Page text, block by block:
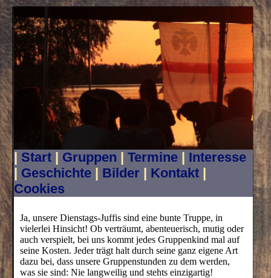
| Start| Gruppen | Termine| Interesse
| Geschichte| Bilder| Kontakt|
Cookies
Ja, unsere Dienstags-Juffis sind eine bunte Truppe, in
vielerlei Hinsicht! Ob verträumt, abenteuerisch, mutig oder
auch verspielt, bei uns kommt jedes Gruppenkind mal auf
seine Kosten. Jeder trägt halt durch seine ganz eigene Art
dazu bei, dass unsere Gruppenstunden zu dem werden,
was sie sind: Nie langweilig und stehts einzigartig!